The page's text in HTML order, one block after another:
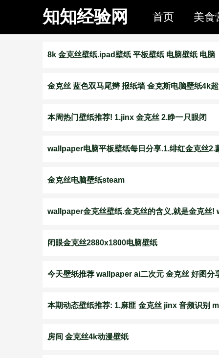
知知经验网 首页 美食
8k 金克丝壁纸.ipad壁纸 平板壁纸 电脑壁纸 电脑
金克丝 蓝色双马尾辫 报纸墙 金克斯电脑壁纸4k
本周热门壁纸推荐! 1.jinx 金克丝 2.睁一只眼闭
wallpaper电脑平板壁纸每日分享.1.绯红金克丝2.
金克丝电脑壁纸steam
wallpaper金克丝壁纸.金克丝的含义,就是金克丝!
闭眼金克丝2880x1800电脑壁纸
今天壁纸推荐 wallpaper ai二次元 金克丝 好图分
本期动态壁纸推荐: 1.麻匪 金克丝 jinx 音频识别 m
房间 金克丝4k动漫壁纸